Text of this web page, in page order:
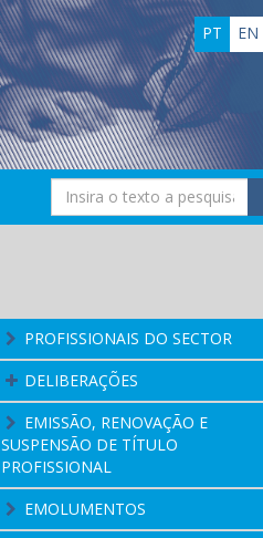
EN
PT
PROFISSIONAIS DO SECTOR
DELIBERAÇÕES
EMISSÃO, RENOVAÇÃO E
SUSPENSÃO DE TÍTULO
PROFISSIONAL
EMOLUMENTOS